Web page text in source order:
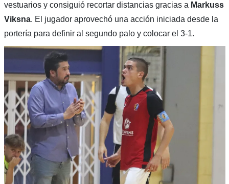
vestuarios y consiguió recortar distancias gracias a Markuss
Viksna. El jugador aprovechó una acción iniciada desde la
portería para definir al segundo palo y colocar el 3-1.